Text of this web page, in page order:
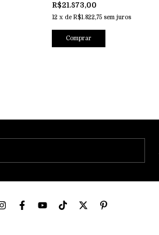
R$21.873,00
12 x de R$1.822,75 sem juros